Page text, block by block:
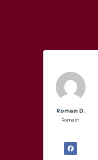
Romain D.
Romain